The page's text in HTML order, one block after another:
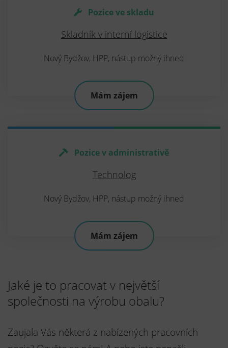
Pozice ve skladu
Skladník v interní logistice
Nový Bydžov, HPP, nástup možný ihned
Mám zájem
Pozice v administrativě
Technolog
Nový Bydžov, HPP, nástup možný ihned
Mám zájem
Jaké je to pracovat v největší
společnosti na výrobu obalu?
Zaujala Vás některá z nabízených pracovních